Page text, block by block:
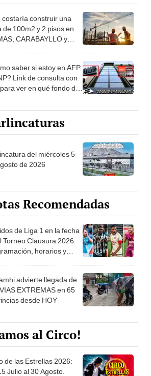
costaría construir una
de 100m2 y 2 pisos en
CARABAYLLO y
saber si estoy en AFP
Link de consulta con
ver en qué fondo de
del miércoles 5
de 2026
Recomendadas
de Liga 1 en la fecha
Torneo Clausura 2026:
horarios y
advierte llegada de
EXTREMAS en 65
desde HOY
al Circo!
de las Estrellas 2026:
Julio al 30 Agosto.